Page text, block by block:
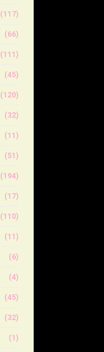
(117)
(66)
(111)
(45)
(120)
(32)
(11)
(51)
(194)
(17)
(110)
(11)
(6)
(4)
(45)
(32)
(1)